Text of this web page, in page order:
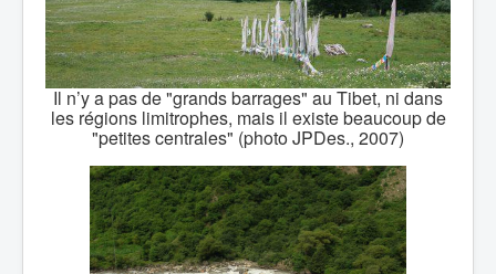
Il n’y a pas de "grands barrages" au Tibet, ni dans
les régions limitrophes, mais il existe beaucoup de
"petites centrales" (photo JPDes., 2007)